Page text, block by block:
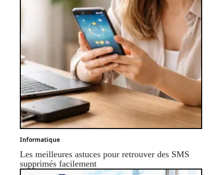
Informatique
Les meilleures astuces pour retrouver des SMS
supprimés facilement